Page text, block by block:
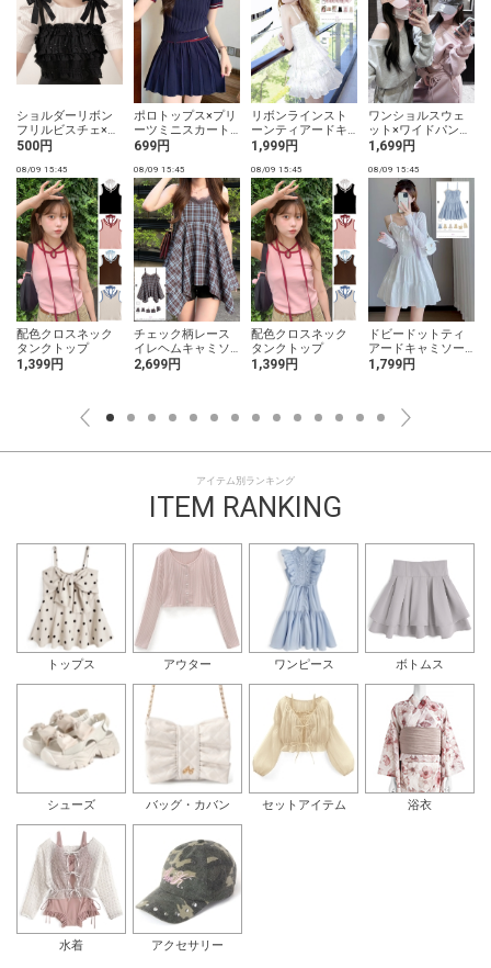
ショルダーリボン
フリルビスチェ×ト
ップスアンサンブ
500円
ポロトップス×プリ
ーツミニスカート
ラインニットセッ
699円
リボンラインスト
ーンティアードキ
ャミソールミニワ
1,999円
ワンショルスウェ
ット×ワイドパンツ
セットアップ
1,699円
08/09 15:45
配色クロスネック
タンクトップ
1,399円
08/09 15:45
チェック柄レース
イレヘムキャミソ
ールトップス
2,699円
08/09 15:45
配色クロスネック
タンクトップ
1,399円
08/09 15:45
ドビードットティ
アードキャミソー
ルワンピース
1,799円
アイテム別ランキング
ITEM RANKING
トップス アウター ワンピース ボトムス
シューズ バッグ・カバン セットアイテム 浴衣
水着 アクセサリー